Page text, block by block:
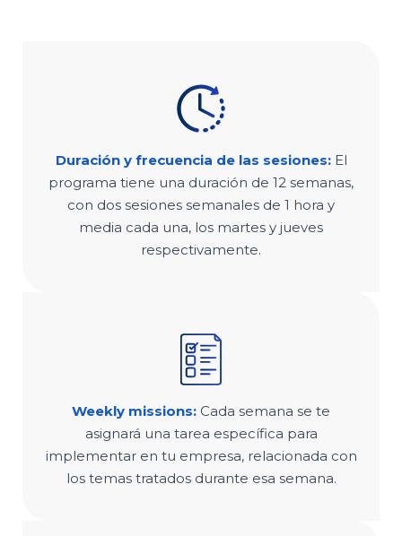
Duración y frecuencia de las sesiones:El
programa tiene una duración de 12 semanas,
con dos sesiones semanales de 1 hora y
media cada una, los martes y jueves
respectivamente.
Weekly missions: Cada semana se te
asignará una tarea específica para
implementar en tu empresa, relacionada con
los temas tratados durante esa semana.